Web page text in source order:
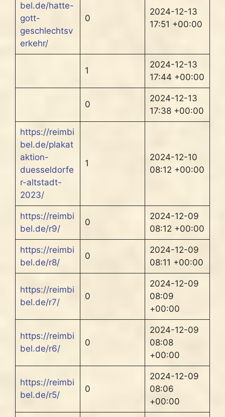
bel.de/hatte-
gott-
geschlechtsv
erkehr/
0
2024-12-13
17:51 +00:00
1
2024-12-13
17:44 +00:00
0
2024-12-13
17:38 +00:00
https://reimbi
bel.de/plakat
aktion-
duesseldorfe
r-altstadt-
2023/
1
2024-12-10
08:12 +00:00
https://reimbi
bel.de/r9/
0
2024-12-09
08:12 +00:00
https://reimbi
bel.de/r8/
0
2024-12-09
08:11 +00:00
https://reimbi
bel.de/r7/
0
2024-12-09
08:09
+00:00
https://reimbi
bel.de/r6/
0
2024-12-09
08:08
+00:00
https://reimbi
bel.de/r5/
0
2024-12-09
08:06
+00:00